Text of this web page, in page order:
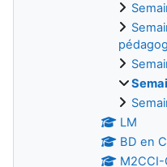
LM
BD en
M2CCI-